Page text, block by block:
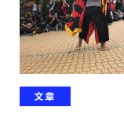
文章